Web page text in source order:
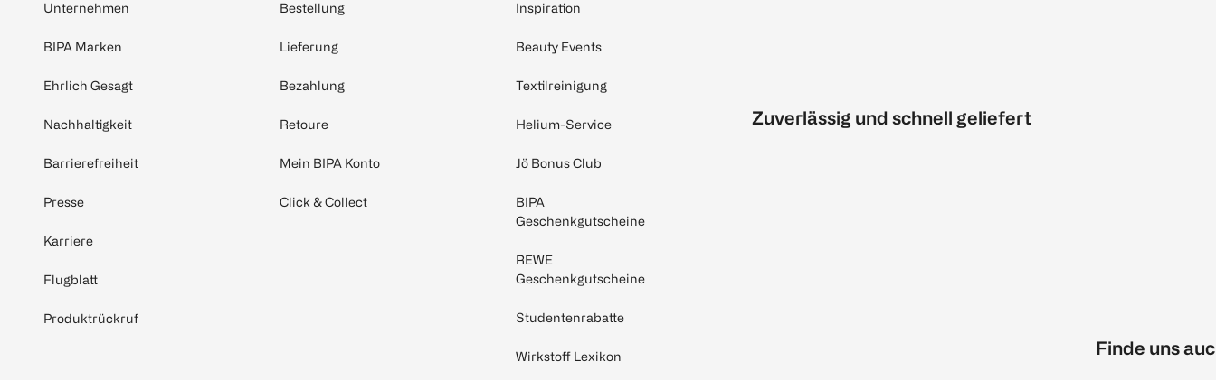
Unternehmen
BIPA Marken
Ehrlich Gesagt
Nachhaltigkeit
Barrierefreiheit
Presse
Karriere
Flugblatt
Produktrückruf
Bestellung
Lieferung
Bezahlung
Retoure
Mein BIPA Konto
Click & Collect
Inspiration
Beauty Events
Textilreinigung
Helium-Service
Jö Bonus Club
BIPA
Geschenkgutscheine
REWE
Geschenkgutscheine
Studentenrabatte
Wirkstoff Lexikon
Zuverlässig und schnell geliefert
Finde uns